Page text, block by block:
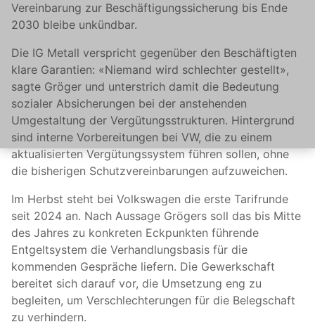
Vereinbarung zur Beschäftigungssicherung bis Ende
2030 bleibe unkündbar.
Die IG Metall verspricht gegenüber den Beschäftigten
klare Garantien: «Niemand wird schlechter gestellt»,
sagte Gröger und unterstrich damit die Bedeutung
sozialer Absicherungen bei der anstehenden
Umgestaltung der Vergütungsstrukturen. Hintergrund
sind interne Vorbereitungen bei VW, die zu einem
aktualisierten Vergütungssystem führen sollen, ohne
die bisherigen Schutzvereinbarungen aufzuweichen.
Im Herbst steht bei Volkswagen die erste Tarifrunde
seit 2024 an. Nach Aussage Grögers soll das bis Mitte
des Jahres zu konkreten Eckpunkten führende
Entgeltsystem die Verhandlungsbasis für die
kommenden Gespräche liefern. Die Gewerkschaft
bereitet sich darauf vor, die Umsetzung eng zu
begleiten, um Verschlechterungen für die Belegschaft
zu verhindern.